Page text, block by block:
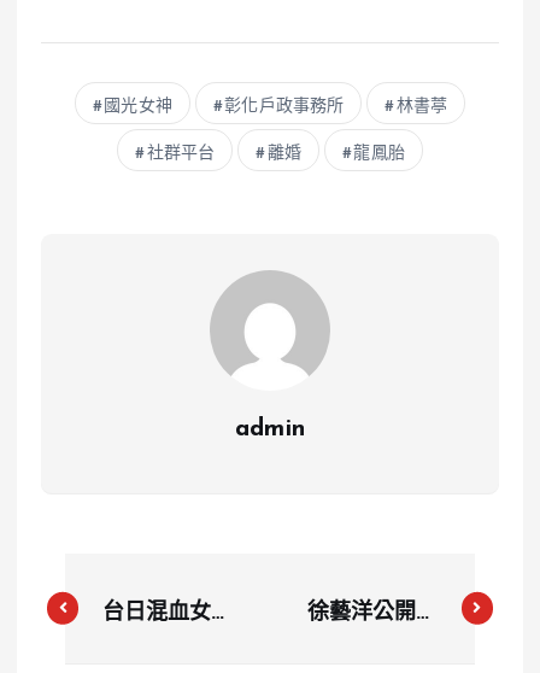
國光女神 彰化戶政事務所 林書葶
社群平台 離婚 龍鳳胎
admin
台日混血女星
徐藝洋公開認